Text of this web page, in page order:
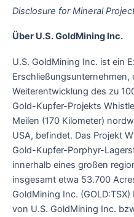
Disclosure for Mineral
Über U.S. GoldMining Inc.
U.S. GoldMining Inc. ist ein
Erschließungsunternehmen,
Weiterentwicklung des zu
Gold-Kupfer-Projekts
Meilen (170 Kilometer)
USA, befindet. Das Projekt
Gold-Kupfer-Porphyr-
innerhalb eines großen
insgesamt etwa 53.700
GoldMining Inc.
von U.S. GoldMining Inc.